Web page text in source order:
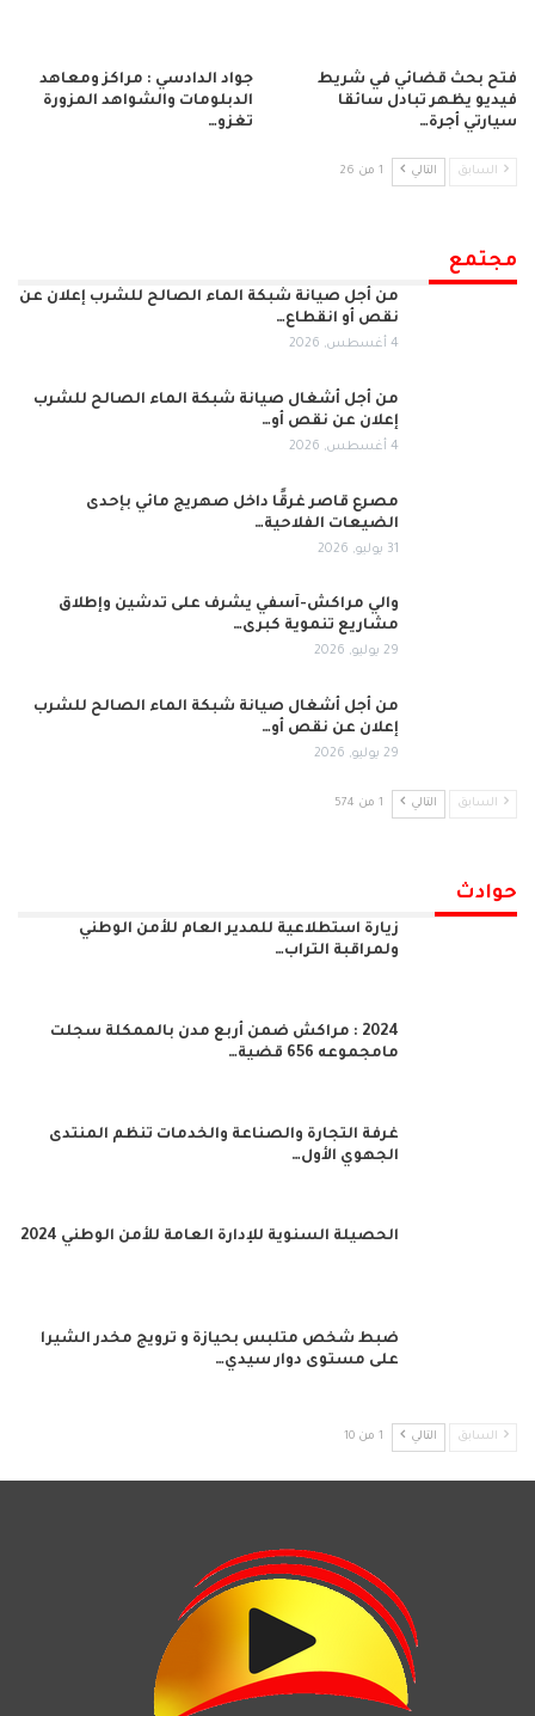
فتح بحث قضائي في شريط
فيديو يظهر تبادل سائقا
سيارتي أجرة…
جواد الدادسي : مراكز ومعاهد
الدبلومات والشواهد المزورة
تغزو…
السابق التالي 1 من 26
مجتمع
من أجل صيانة شبكة الماء الصالح للشرب إعلان عن
نقص أو انقطاع…
4 أغسطس, 2026
من أجل أشغال صيانة شبكة الماء الصالح للشرب
إعلان عن نقص أو…
4 أغسطس, 2026
مصرع قاصر غرقًا داخل صهريج مائي بإحدى
الضيعات الفلاحية…
31 يوليو, 2026
والي مراكش-آسفي يشرف على تدشين وإطلاق
مشاريع تنموية كبرى…
29 يوليو, 2026
من أجل أشغال صيانة شبكة الماء الصالح للشرب
إعلان عن نقص أو…
29 يوليو, 2026
السابق التالي 1 من 574
حوادث
زيارة استطلاعية للمدير العام للأمن الوطني
ولمراقبة التراب…
2024 : مراكش ضمن أربع مدن بالممكلة سجلت
مامجموعه 656 قضية…
غرفة التجارة والصناعة والخدمات تنظم المنتدى
الجهوي الأول…
الحصيلة السنوية للإدارة العامة للأمن الوطني 2024
ضبط شخص متلبس بحيازة و ترويج مخدر الشيرا
على مستوى دوار سيدي…
السابق التالي 1 من 10